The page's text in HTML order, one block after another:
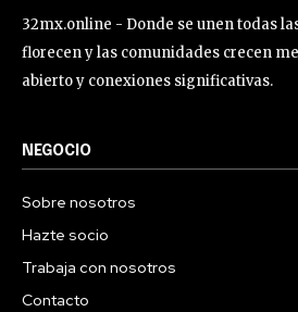
32mx.online - Donde se unen todas
florecen y las comunidades crecen
abierto y conexiones significativas.
NEGOCIO
Sobre nosotros
Hazte socio
Trabaja con nosotros
Contacto